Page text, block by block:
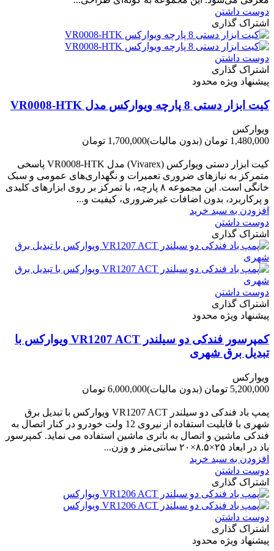
دوست داشتن
اشتراک گذاری
دوست داشتن
اشتراک گذاری
پیشنهاد ویژه محدود
کیت ابزار دستی 8 پارچه ویوارکس مدل VR0008-HTK
ویوارکس
1,480,000 تومان
(بدون مالیات)1,700,000 تومان
کیت ابزار دستی ویوارکس (Vivarex) مدل VR0008-HTK پاسخی
متمرکز به نیازهای ضروری تعمیرات و نگهداری‌های عمومی و سبک
خانگی است. این مجموعه ۸ پارچه، با تمرکز بر روی ابزارهای کلیدی
و پرکاربرد، بدون اضافات غیرضروری، کیفیت و...
افزودن به سبد خرید
دوست داشتن
اشتراک گذاری
دوست داشتن
اشتراک گذاری
پیشنهاد ویژه محدود
کمپرسور فندکی دو سیلندر VR1207 ACT ویوارکس با
تبدیل برق شهری
ویوارکس
5,200,000 تومان
(بدون مالیات)6,000,000 تومان
پمپ باد فندکی دو سیلندر VR1207 ACT ویوارکس با تبدیل برق
شهری با قابلیت استفاده از نیروی 12 ولت خودرو در کنار اتصال به
فندکی ماشین و اتصال به باتری ماشین استفاده می نماید. کمپرسور
باد در ابعاد ۲۵×۸.۵×۲۰ سانتی‌متر و وزن...
افزودن به سبد خرید
دوست داشتن
اشتراک گذاری
دوست داشتن
اشتراک گذاری
پیشنهاد ویژه محدود